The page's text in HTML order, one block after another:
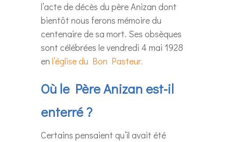
l’acte de décès du père Anizan dont
bientôt nous ferons mémoire du
centenaire de sa mort. Ses obsèques
sont célébrées le vendredi 4 mai 1928
en l’église du Bon Pasteur.
Où le Père Anizan est-il
enterré ?
Certains pensaient qu’il avait été